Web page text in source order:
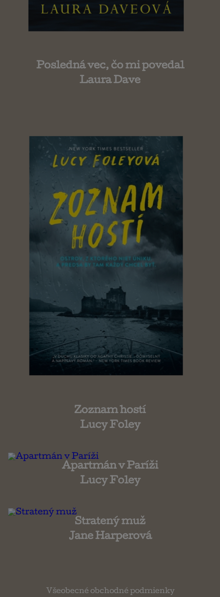
Posledná vec, čo mi povedal
Laura Dave
Zoznam hostí
Lucy Foley
Apartmán v Paríži
Lucy Foley
Stratený muž
Jane Harperová
Všeobecné obchodné podmienky